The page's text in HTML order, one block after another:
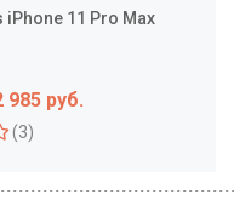
iPhone 11 Pro Max
985 руб.
(3)